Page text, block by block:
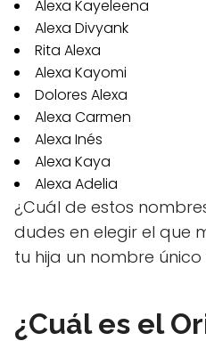
Alexa Kayeleena
Alexa Divyank
Rita Alexa
Alexa Kayomi
Dolores Alexa
Alexa Carmen
Alexa Inés
Alexa Kaya
Alexa Adelia
¿Cuál de estos
dudes en elegir el que
tu hija un nombre único
¿Cuál es el